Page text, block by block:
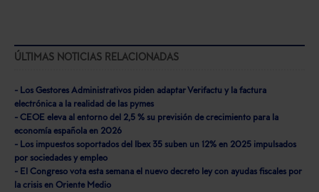
ÚLTIMAS NOTICIAS RELACIONADAS
- Los Gestores Administrativos piden adaptar Verifactu y la factura
electrónica a la realidad de las pymes
- CEOE eleva al entorno del 2,5 % su previsión de crecimiento para la
economía española en 2026
- Los impuestos soportados del Ibex 35 suben un 12% en 2025 impulsados
por sociedades y empleo
- El Congreso vota esta semana el nuevo decreto ley con ayudas fiscales por
la crisis en Oriente Medio